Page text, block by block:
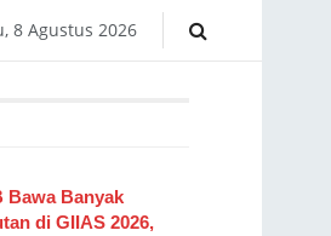
8 Agustus 2026
Bawa Banyak
di GIIAS 2026,